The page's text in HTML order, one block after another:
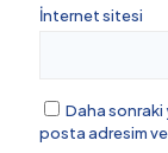
İnternet sitesi
Daha sonraki
posta adresim